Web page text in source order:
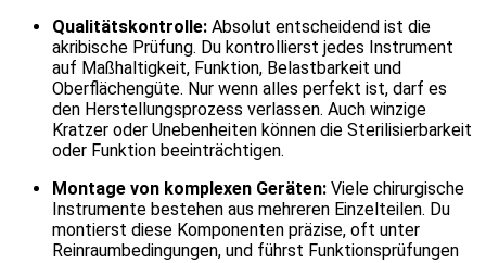
Qualitätskontrolle: Absolut entscheidend ist die
akribische Prüfung. Du kontrollierst jedes Instrument
auf Maßhaltigkeit, Funktion, Belastbarkeit und
Oberflächengüte. Nur wenn alles perfekt ist, darf es
den Herstellungsprozess verlassen. Auch winzige
Kratzer oder Unebenheiten können die Sterilisierbarkeit
oder Funktion beeinträchtigen.
Montage von komplexen Geräten: Viele chirurgische
Instrumente bestehen aus mehreren Einzelteilen. Du
montierst diese Komponenten präzise, oft unter
Reinraumbedingungen, und führst Funktionsprüfungen